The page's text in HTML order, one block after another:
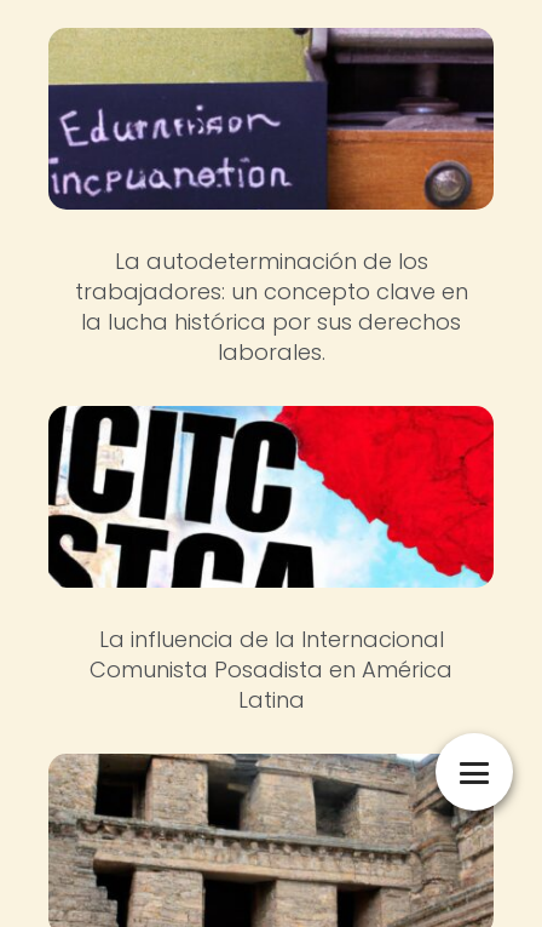
La autodeterminación de los
trabajadores: un concepto clave en
la lucha histórica por sus derechos
laborales.
La influencia de la Internacional
Comunista Posadista en América
Latina